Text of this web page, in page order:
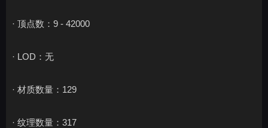
· 顶点数：9 - 42000
· LOD：无
· 材质数量：129
· 纹理数量：317